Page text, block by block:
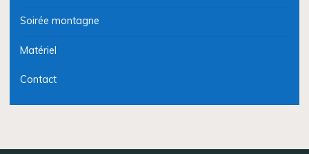
Soirée montagne
Matériel
Contact